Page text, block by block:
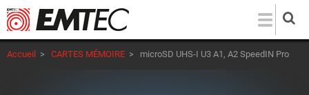
Aller
au
contenu
principal
Accueil > CARTES MÉMOIRE > microSD UHS-I U3 A1, A2 SpeedIN Pro